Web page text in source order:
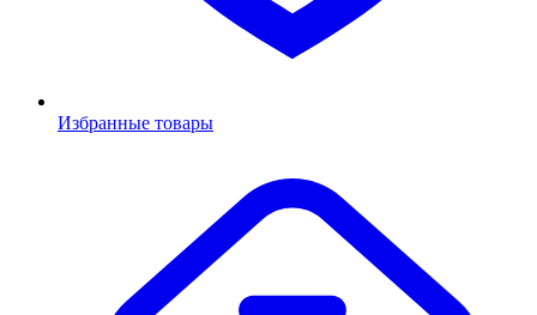
Избранные товары